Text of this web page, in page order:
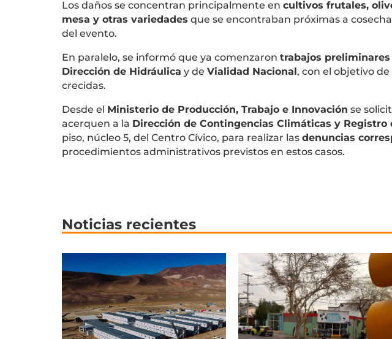
Los daños se concentran principalmente en cultivos frutales,
mesa y otras variedades que se encontraban próximas a
del evento.
En paralelo, se informó que ya comenzaron trabajos
Dirección de Hidráulica y de Vialidad Nacional, con el objetivo
crecidas.
Desde el Ministerio de Producción, Trabajo e Innovación se
acerquen a la Dirección de Contingencias Climáticas y Registro
piso, núcleo 5, del Centro Cívico, para realizar las denuncias
procedimientos administrativos previstos en estos casos.
Noticias recientes